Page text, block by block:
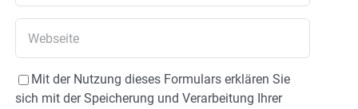
Mit der Nutzung dieses Formulars erklären Sie
sich mit der Speicherung und Verarbeitung Ihrer